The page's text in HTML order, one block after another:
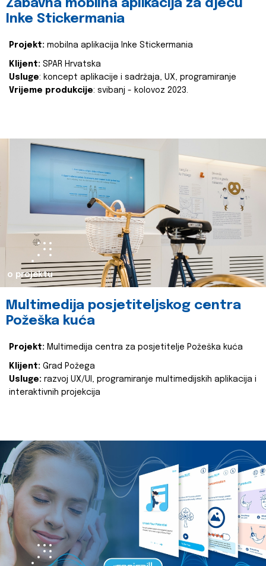
Zabavna mobilna aplikacija za djecu
Inke Stickermania
Projekt: mobilna aplikacija Inke Stickermania
Klijent: SPAR Hrvatska
Usluge: koncept aplikacije i sadržaja, UX, programiranje
Vrijeme produkcije: svibanj - kolovoz 2023.
o projektu
Multimedija posjetiteljskog centra
Požeška kuća
Projekt: Multimedija centra za posjetitelje Požeška kuća
Klijent: Grad Požega
Usluge: razvoj UX/UI, programiranje multimedijskih aplikacija i
interaktivnih projekcija